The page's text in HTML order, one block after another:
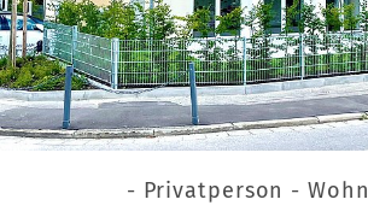
- Privatperson -